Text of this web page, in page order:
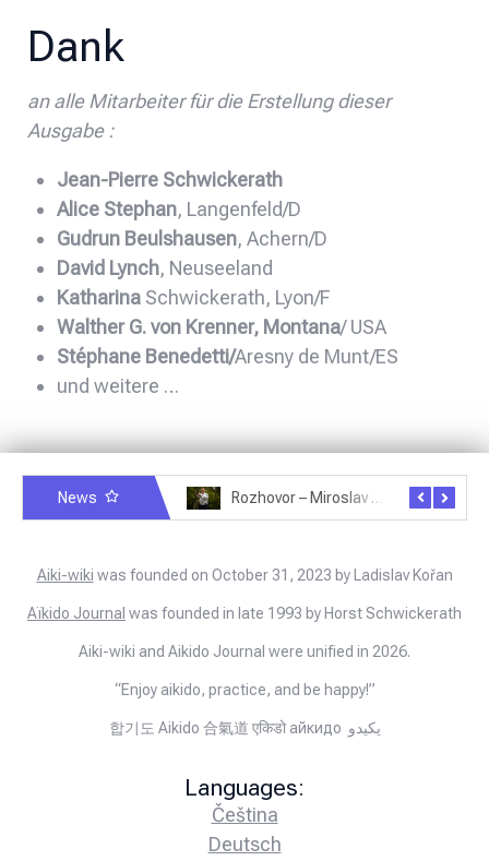
Dank
an alle Mitarbeiter für die Erstellung dieser
Ausgabe :
Jean-Pierre Schwickerath
Alice Stephan, Langenfeld/D
Gudrun Beulshausen, Achern/D
David Lynch, Neuseeland
Katharina Schwickerath, Lyon/F
Walther G. von Krenner, Montana/ USA
Stéphane Benedetti/Aresny de Munt/ES
und weitere …
News Rozhovor – Miroslav Šmíd – 22.3.2025
Aiki-wiki was founded on October 31, 2023 by Ladislav Kořan
Aïkido Journal was founded in late 1993 by Horst Schwickerath
Aiki-wiki and Aikido Journal were unified in 2026.
“Enjoy aikido, practice, and be happy!”
합기도 Aikido 合氣道 एकिडो айкидо يكيدو
Languages:
Čeština
Deutsch